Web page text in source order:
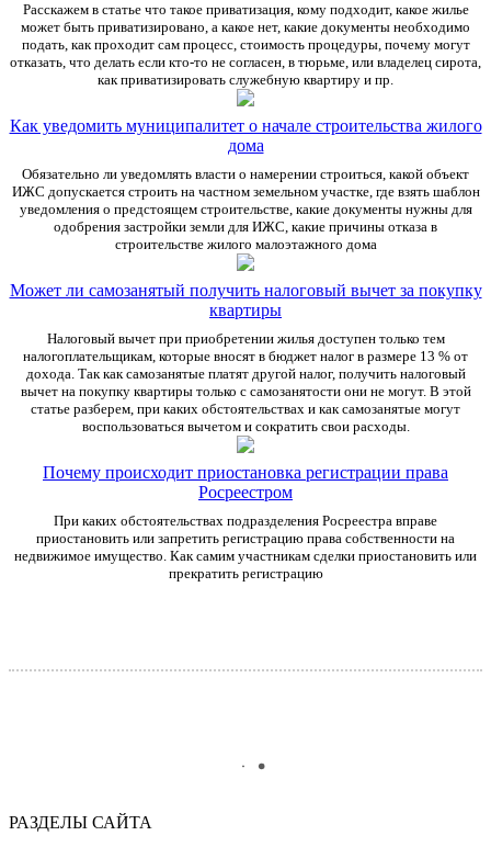
Расскажем в статье что такое приватизация, кому подходит, какое жилье
может быть приватизировано, а какое нет, какие документы необходимо
подать, как проходит сам процесс, стоимость процедуры, почему могут
отказать, что делать если кто-то не согласен, в тюрьме, или владелец сирота,
как приватизировать служебную квартиру и пр.
Как уведомить муниципалитет о начале строительства жилого
дома
Обязательно ли уведомлять власти о намерении строиться, какой объект
ИЖС допускается строить на частном земельном участке, где взять шаблон
уведомления о предстоящем строительстве, какие документы нужны для
одобрения застройки земли для ИЖС, какие причины отказа в
строительстве жилого малоэтажного дома
Может ли самозанятый получить налоговый вычет за покупку
квартиры
Налоговый вычет при приобретении жилья доступен только тем
налогоплательщикам, которые вносят в бюджет налог в размере 13 % от
дохода. Так как самозанятые платят другой налог, получить налоговый
вычет на покупку квартиры только с самозанятости они не могут. В этой
статье разберем, при каких обстоятельствах и как самозанятые могут
воспользоваться вычетом и сократить свои расходы.
Почему происходит приостановка регистрации права
Росреестром
При каких обстоятельствах подразделения Росреестра вправе
приостановить или запретить регистрацию права собственности на
недвижимое имущество. Как самим участникам сделки приостановить или
прекратить регистрацию
РАЗДЕЛЫ САЙТА